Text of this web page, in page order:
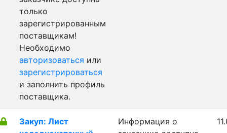
только
зарегистрированным
поставщикам!
Необходимо
авторизоваться или
зарегистрироваться
и заполнить профиль
поставщика.
Закуп: Лист
Информация о